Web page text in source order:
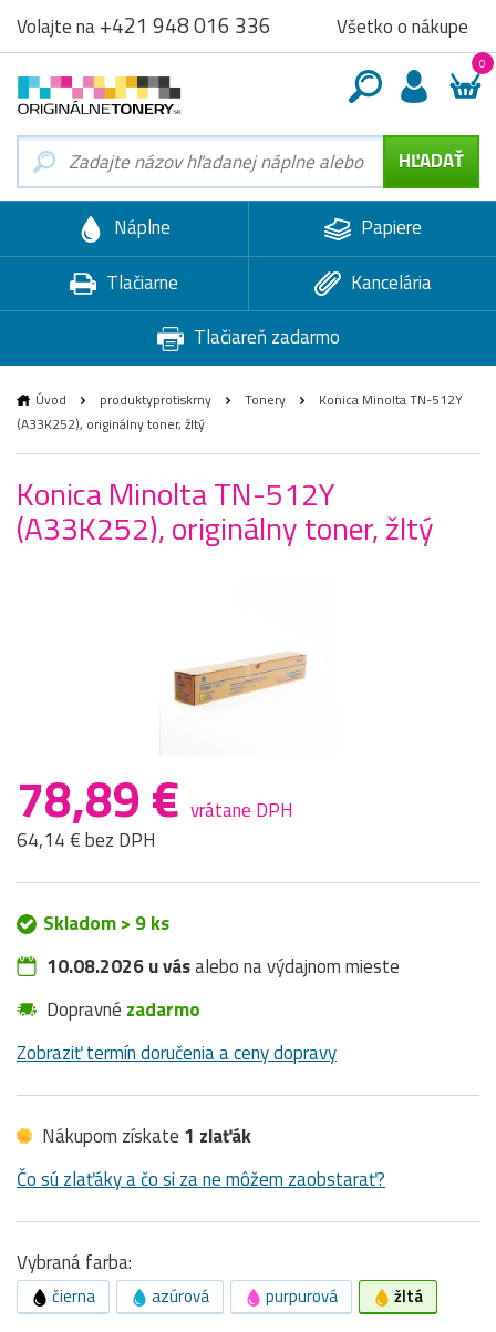
Volajte na+421 948 016 336 Všetko o nákupe
0
Náplne
Papiere
Tlačiarne
Kancelária
Tlačiareň zadarmo
Úvod produktyprotiskrny Tonery
Konica Minolta TN-512Y
(A33K252), originálny toner, žltý
Konica Minolta TN-512Y
(A33K252), originálny toner, žltý
78,89 € vrátane DPH
64,14 € bez DPH
Skladom > 9 ks
10.08.2026 u vásalebo na výdajnom mieste
Dopravné zadarmo
Zobraziť termín doručenia a ceny dopravy
Nákupom získate 1 zlaťák
Čo sú zlaťáky a čo si za ne môžem zaobstarať?
Vybraná farba:
čierna azúrová purpurová žltá